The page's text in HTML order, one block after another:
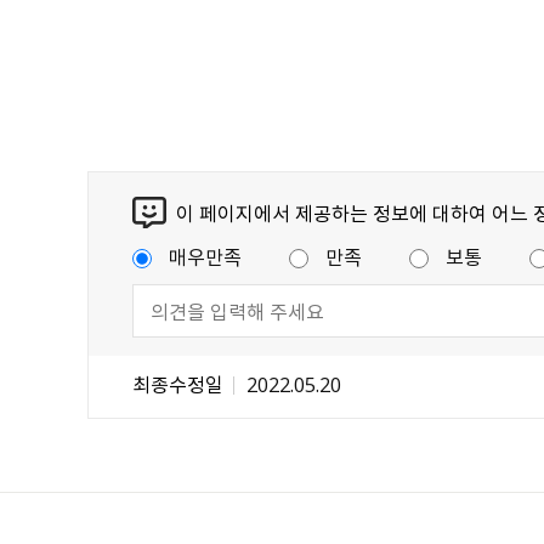
이 페이지에서 제공하는 정보에 대하여 어느
매우만족
만족 보통
최종수정일 2022.05.20